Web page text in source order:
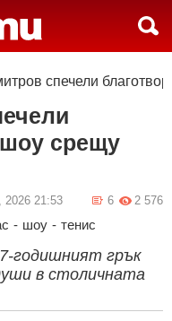
спечели
шоу срещу
21:53 2 576
6
- шоу - тенис
годишният грък
в столичната